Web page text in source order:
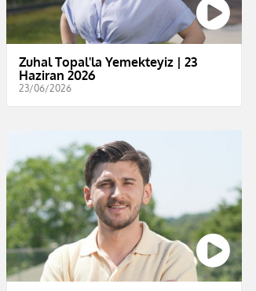
Zuhal Topal'la Yemekteyiz | 23
Haziran 2026
23/06/2026